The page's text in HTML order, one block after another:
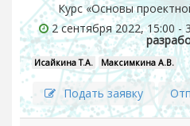
Курс «Основы
2 сентября 2022, 15:00 -
Исайкина Т.А. Максимкина А.В.
Подать заявку